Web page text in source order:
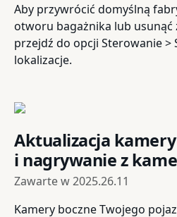
Aby przywrócić domyślną
otworu bagażnika lub usunąć
przejdź do opcji Sterowanie >
lokalizacje.
Aktualizacja
i nagrywanie z
Zawarte w2025.26.11
Kamery boczne Twojego